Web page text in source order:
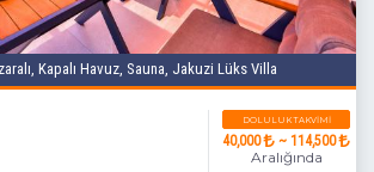
Kapalı Havuz, Sauna, Jakuzi Lüks Villa
DOLULUK TAKVIMI
40,000 ~ 114,500
Aralığında